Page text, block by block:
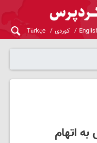
کوردی Türkçe
اتهام